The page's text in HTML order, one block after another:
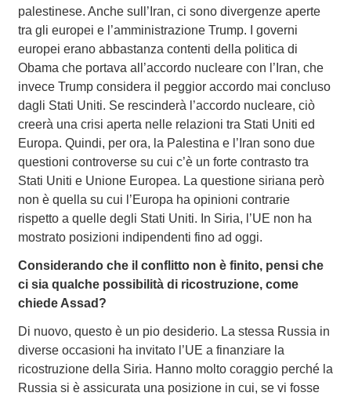
palestinese. Anche sull’Iran, ci sono divergenze aperte
tra gli europei e l’amministrazione Trump. I governi
europei erano abbastanza contenti della politica di
Obama che portava all’accordo nucleare con l’Iran, che
invece Trump considera il peggior accordo mai concluso
dagli Stati Uniti. Se rescinderà l’accordo nucleare, ciò
creerà una crisi aperta nelle relazioni tra Stati Uniti ed
Europa. Quindi, per ora, la Palestina e l’Iran sono due
questioni controverse su cui c’è un forte contrasto tra
Stati Uniti e Unione Europea. La questione siriana però
non è quella su cui l’Europa ha opinioni contrarie
rispetto a quelle degli Stati Uniti. In Siria, l’UE non ha
mostrato posizioni indipendenti fino ad oggi.
Considerando che il conflitto non è finito, pensi che
ci sia qualche possibilità di ricostruzione, come
chiede Assad?
Di nuovo, questo è un pio desiderio. La stessa Russia in
diverse occasioni ha invitato l’UE a finanziare la
ricostruzione della Siria. Hanno molto coraggio perché la
Russia si è assicurata una posizione in cui, se vi fosse